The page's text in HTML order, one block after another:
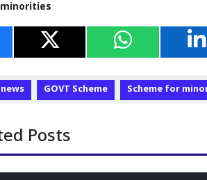
news GOVT Scheme Scheme for
Posts